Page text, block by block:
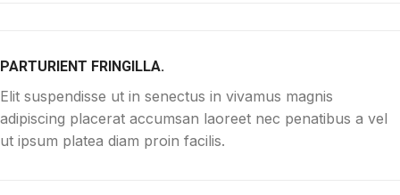
PARTURIENT FRINGILLA.
Elit suspendisse ut in senectus in vivamus magnis
adipiscing placerat accumsan laoreet nec penatibus a vel
ut ipsum platea diam proin facilis.